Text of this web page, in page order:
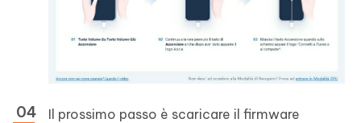
Il prossimo passo è scaricare il firmware